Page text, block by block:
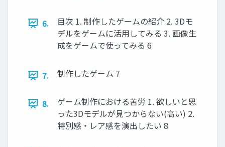
6.
目次 1. 制作したゲームの紹介 2. 3Dモ
デルをゲームに活用してみる 3. 画像生
成をゲームで使ってみる 6
7. 制作したゲーム 7
8.
ゲーム制作における苦労 1. 欲しいと思
った3Dモデルが見つからない(高い) 2.
特別感・レア感を演出したい 8